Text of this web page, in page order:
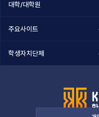
대학/대학원
주요사이트
학생자치단체